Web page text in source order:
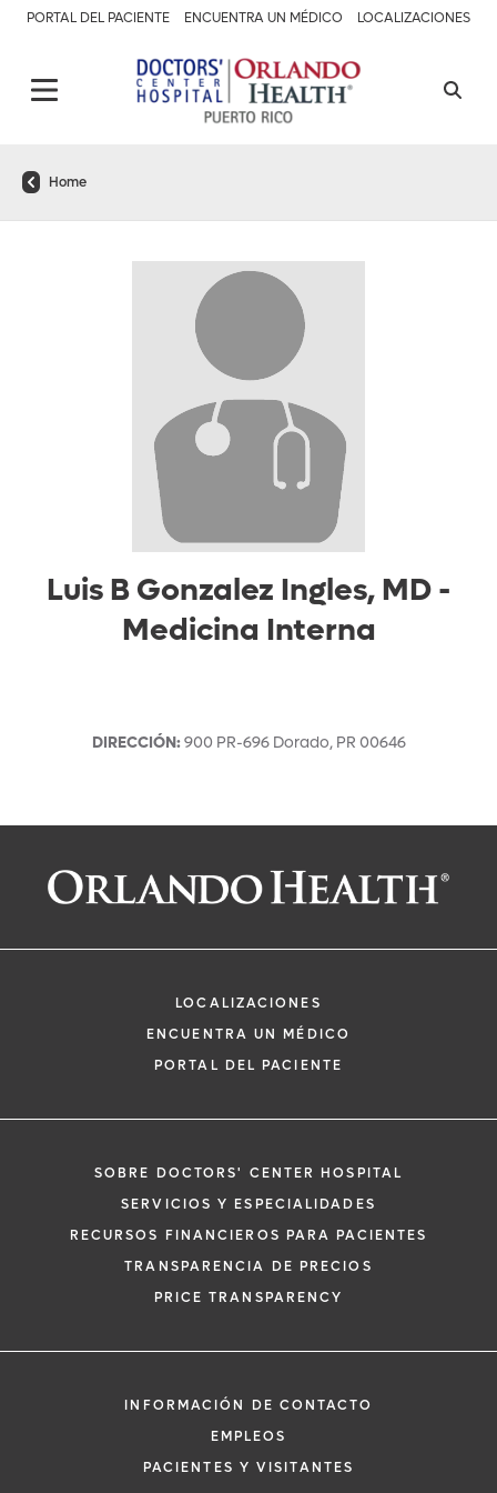
PORTAL DEL PACIENTE ENCUENTRA UN MÉDICO LOCALIZACIONES
Home
Luis B Gonzalez Ingles, MD-
Medicina Interna
DIRECCIÓN:900 PR-696 Dorado, PR 00646
Solicitar una cita con:
Luis B Gonzalez Ingles, MD
Medicina Interna
*Si tiene una emergencia médica, llame
inmediato.
El siguiente formulario solo crea una
no una cita confirmada. Al completarlo,
representante se pondrá en contacto
información médica por correo
Orlando Health y sus afiliados.
LOCALIZACIONES
ENCUENTRA UN MÉDICO
PORTAL DEL PACIENTE
SOBRE DOCTORS' CENTER HOSPITAL
SERVICIOS Y ESPECIALIDADES
RECURSOS FINANCIEROS PARA PACIENTES
TRANSPARENCIA DE PRECIOS
PRICE TRANSPARENCY
INFORMACIÓN DE CONTACTO
EMPLEOS
PACIENTES Y VISITANTES